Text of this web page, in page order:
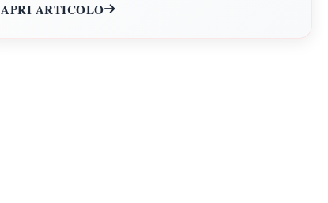
Umane, Filosofia e Pedagogia.
APRI ARTICOLO